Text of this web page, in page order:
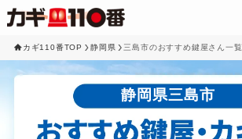
カギ110番TOP 静岡県 三島市のおすすめ鍵屋さん一覧
静岡県三島市